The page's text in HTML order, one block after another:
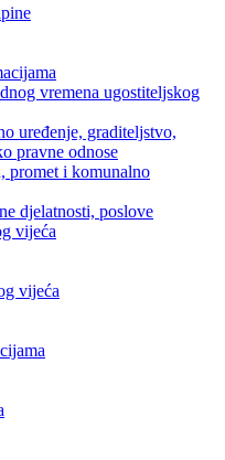
vremena ugostiteljskog
uređenje, graditeljstvo,
pravne odnose
promet i komunalno
djelatnosti, poslove
vijeća
vijeća